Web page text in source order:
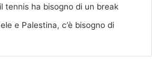
tennis ha bisogno di un break
e Palestina, c’è bisogno di